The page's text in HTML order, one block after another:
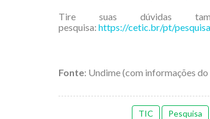
Tire suas dúvidas
pesquisa: https://cetic.br/pt/
Fonte: Undime (com informações
TIC Pesquisa